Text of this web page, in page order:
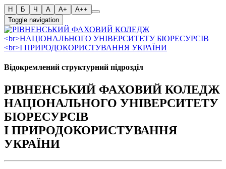
Toggle navigation
Відокремлений структурний підрозділ
РІВНЕНСЬКИЙ ФАХОВИЙ КОЛЕДЖ
НАЦІОНАЛЬНОГО УНІВЕРСИТЕТУ
БІОРЕСУРСІВ
І ПРИРОДОКОРИСТУВАННЯ
УКРАЇНИ